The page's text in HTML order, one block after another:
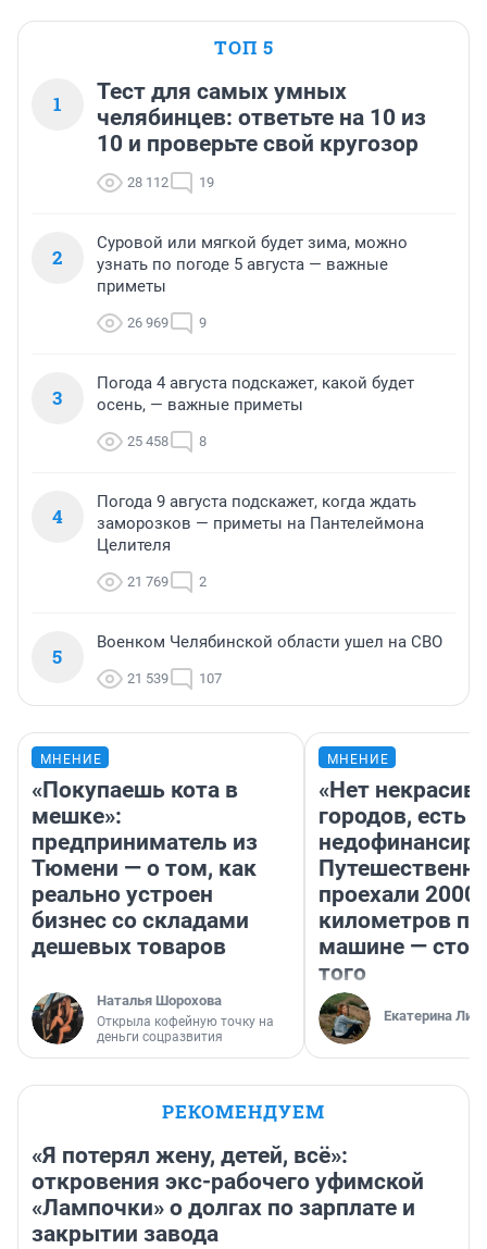
ТОП 5
1
Тест для самых умных
челябинцев: ответьте на 10 из
10 и проверьте свой кругозор
28 112 19
2
Суровой или мягкой будет зима, можно
узнать по погоде 5 августа — важные
приметы
26 969 9
3
Погода 4 августа подскажет, какой будет
осень, — важные приметы
25 458 8
4
Погода 9 августа подскажет, когда ждать
заморозков — приметы на Пантелеймона
Целителя
21 769 2
5
Военком Челябинской области ушел на СВО
21 539 107
МНЕНИЕ
«Покупаешь кота в
мешке»:
предприниматель из
Тюмени — о том, как
реально устроен
бизнес со складами
дешевых товаров
Наталья Шорохова
Открыла кофейную точку на
деньги соцразвития
МНЕНИЕ
«Нет
городов, есть
проехали 2000
километров по
машине —
того
Екатерина
РЕКОМЕНДУЕМ
«Я потерял жену, детей, всё»:
откровения экс-рабочего уфимской
«Лампочки» о долгах по зарплате и
закрытии завода